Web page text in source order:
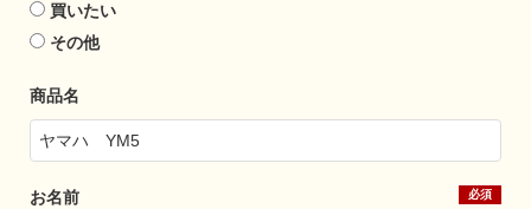
買いたい
その他
商品名
お名前